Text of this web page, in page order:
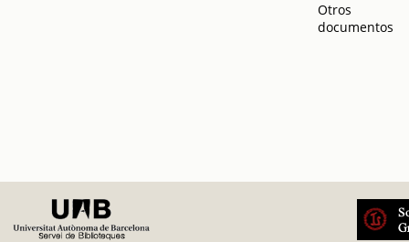
Otros
documentos